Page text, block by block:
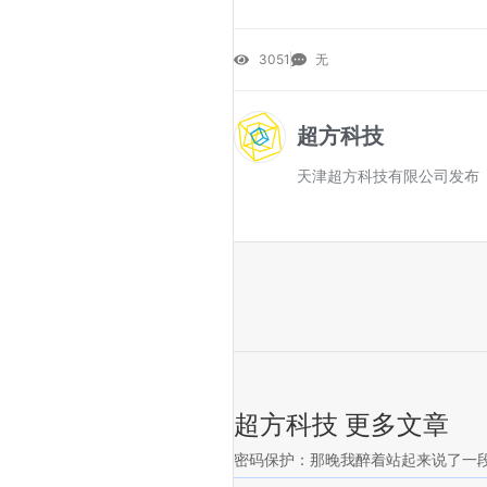
3051 无
超方科技
天津超方科技有限公司发布
超方科技 更多文章
密码保护：那晚我醉着站起来说了一